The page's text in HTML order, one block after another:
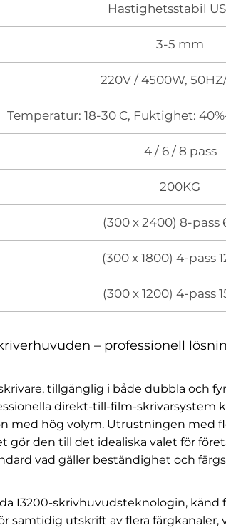
Hastighetsstabil
3-5 mm
220V / 4500W,
Temperatur: 18-30 C, Fuktighet:
4 / 6 / 8 pass
200KG
(300 x 2400) 8-pass
(300 x 1800) 4-pass
(300 x 1200) 4-pass
– professionell
tillgänglig i både dubbla och
direkt-till-film-
med hög volym. Utrustningen med
den till det idealiska valet för
vad gäller beständighet och
I3200-skrivhuvudsteknologin,
utskrift av flera